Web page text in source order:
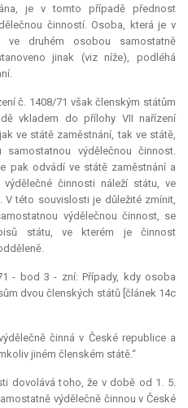
je v tomto případě přednost
činností. Osoba, která je v
ve druhém osobou samostatně
jinak (viz níže), podléhá
č. 1408/71 však členským státům
vkladem do přílohy VII nařízení
ve státě zaměstnání, tak ve státě,
výdělečnou činnost.
pak odvádí ve státě zaměstnání a
činnosti náleží státu, ve
V této souvislosti je důležité zmínit,
výdělečnou činnost, se
státu, ve kterém je činnost
- bod 3 - zní: Případy, kdy osoba
dvou členských států [článek 14c
činná v České republice a
jiném členském státě.“
dovolává toho, že v době od 1. 5.
výdělečně činnou v České